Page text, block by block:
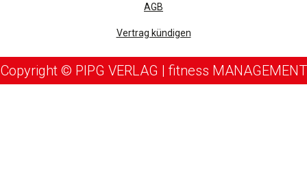
AGB
Vertrag kündigen
Copyright © PIPG VERLAG | fitness MANAGEMENT